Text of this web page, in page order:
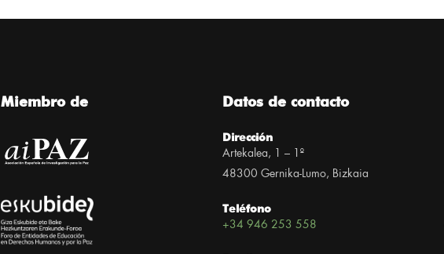
Miembro de Datos de contacto
Dirección
Artekalea, 1 – 1º
48300 Gernika-Lumo, Bizkaia
Teléfono
+34 946 253 558